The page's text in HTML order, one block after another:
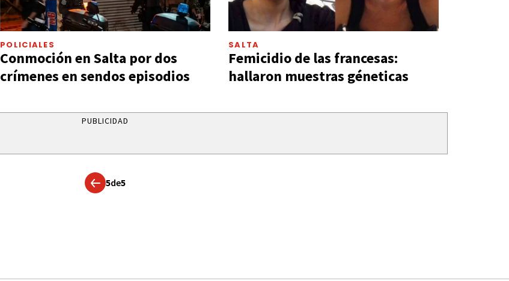
POLICIALES
Conmoción en Salta por dos
crímenes en sendos episodios
SALTA
Femicidio de las francesas:
hallaron muestras géneticas
PUBLICIDAD
5de5